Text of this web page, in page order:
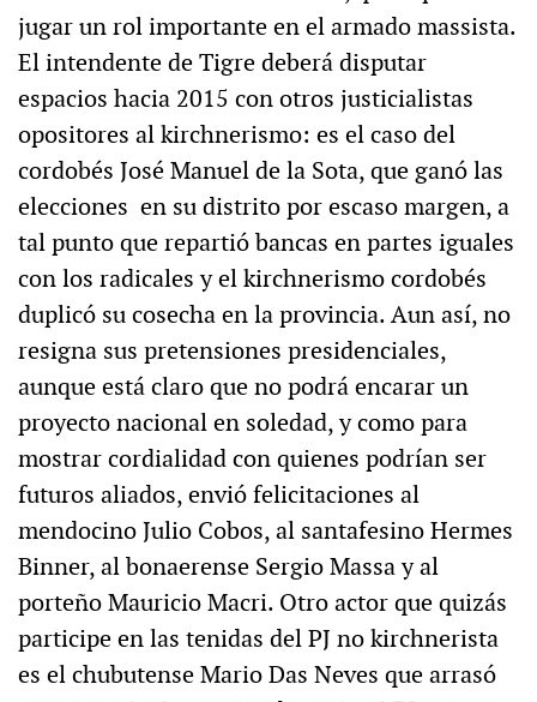
jugar un rol importante en el armado massista.
El intendente de Tigre deberá disputar
espacios hacia 2015 con otros justicialistas
opositores al kirchnerismo: es el caso del
cordobés José Manuel de la Sota, que ganó las
elecciones en su distrito por escaso margen, a
tal punto que repartió bancas en partes iguales
con los radicales y el kirchnerismo cordobés
duplicó su cosecha en la provincia. Aun así, no
resigna sus pretensiones presidenciales,
aunque está claro que no podrá encarar un
proyecto nacional en soledad, y como para
mostrar cordialidad con quienes podrían ser
futuros aliados, envió felicitaciones al
mendocino Julio Cobos, al santafesino Hermes
Binner, al bonaerense Sergio Massa y al
porteño Mauricio Macri. Otro actor que quizás
participe en las tenidas del PJ no kirchnerista
es el chubutense Mario Das Neves que arrasó